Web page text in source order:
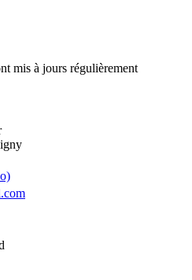
mis à jours régulièrement